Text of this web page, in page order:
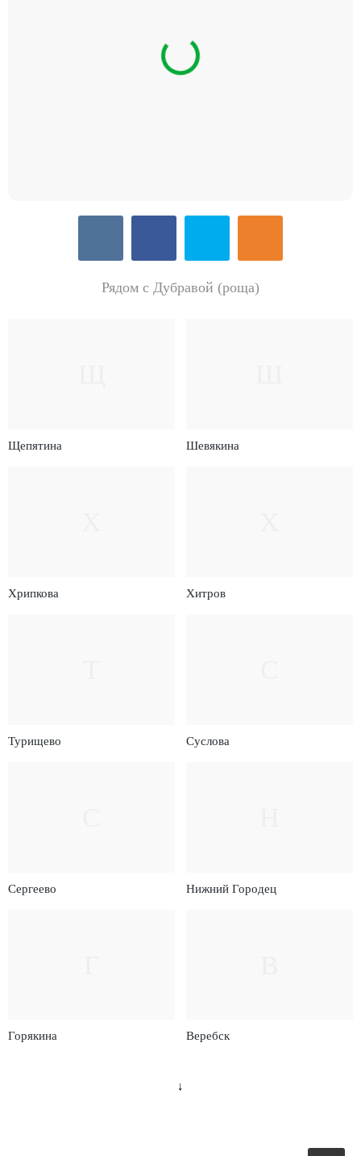
Рядом с Дубравой (роща)
Щепятина Шевякина
Хрипкова Хитров
Турищево Суслова
Сергеево Нижний Городец
Горякина Веребск
↓